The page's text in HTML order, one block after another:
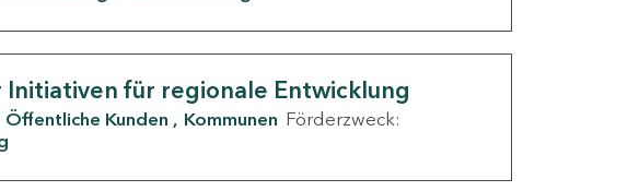
für regionale Entwicklung
Öffentliche Kunden Kommunen Förderzweck: